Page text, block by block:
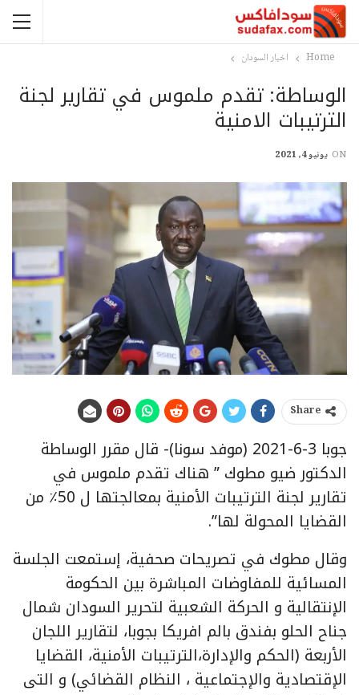
Home اخبار السودان
الوساطة: تقدم ملموس في تقارير لجنة
الترتيبات الامنية
ON يونيو 4, 2021
Share
جوبا 3-6-2021 (موفد سونا)- قال مقرر الوساطة
الدكتور ضيو مطوك ” هناك تقدم ملموس في
تقارير لجنة الترتيبات الأمنية بمعالجتها ل 50٪ من
القضايا المحولة لها”.
وقال مطوك في تصريحات صحفية، إستمعت الجلسة
المسائية للمفاوضات المباشرة بين الحكومة
الإنتقالية و الحركة الشعبية لتحرير السودان شمال
جناح الحلو بفندق بالم افريكا بجوبا، لتقارير اللجان
الأربعة (الحكم والإدارة،الترتيبات الأمنية، القضايا
الإقتصادية والإجتماعية ، النظام القضائي) و التى